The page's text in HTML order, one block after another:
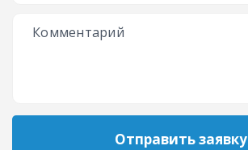
Комментарий
Отправить заявку